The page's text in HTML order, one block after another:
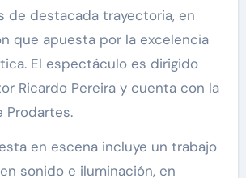
de destacada trayectoria, en
que apuesta por la excelencia
El espectáculo es dirigido
Ricardo Pereira y cuenta con la
Prodartes.
en escena incluye un trabajo
sonido e iluminación, en